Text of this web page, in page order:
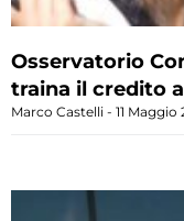
Osservatorio
traina il credito
Marco Castelli 11 Maggio